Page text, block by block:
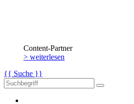
Content-Partner
> weiterlesen
{{ Suche }}